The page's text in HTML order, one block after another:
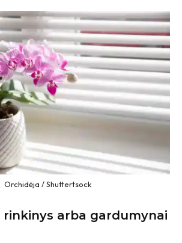
Orchidėja / Shuttertsock
rinkinys arba gardumynai